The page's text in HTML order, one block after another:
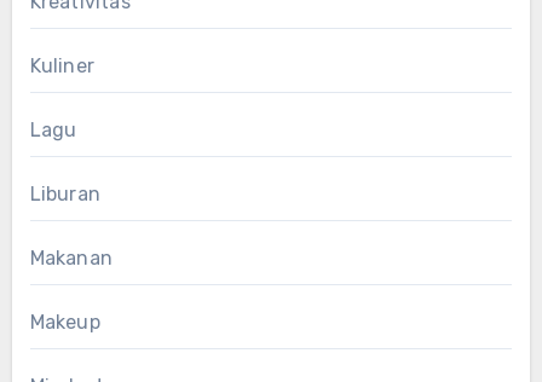
Kuliner
Lagu
Liburan
Makanan
Makeup